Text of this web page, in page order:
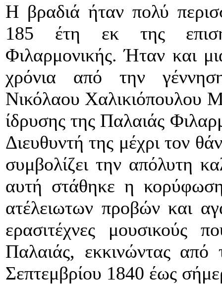
Η βραδιά ήταν πολύ
185 έτη εκ της
Φιλαρμονικής. Ήταν και
χρόνια από την
Νικόλαου Χαλικιόπουλου
ίδρυσης της Παλαιάς
Διευθυντή της μέχρι τον
συμβολίζει την απόλυτη
αυτή στάθηκε η
ατέλειωτων προβών και
ερασιτέχνες μουσικούς
Παλαιάς, εκκινώντας από
Σεπτεμβρίου 1840 έως